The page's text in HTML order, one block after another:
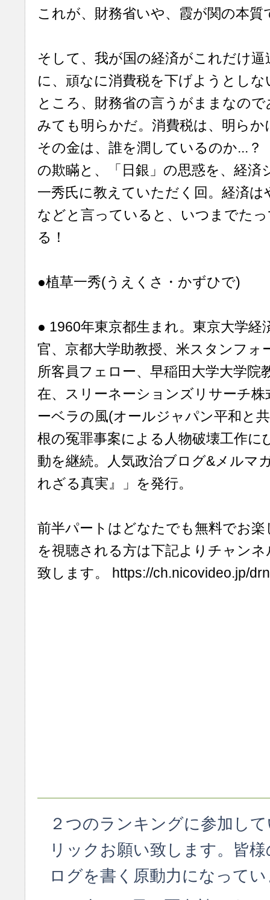
これが、財務省いや、霞が関の本質
そして、我が国の経済がこれだけ
に、頑なに消費税を下げようとしな
ところ、財務省の言うがままなの
みても明らかだ。消費税は、明らか
その金は、誰を潤しているのか...
の欺瞞と、「日銀」の思惑を、経済
一秀氏に教えていただく回。経済
などと言っていると、いつまでた
る！
●植草一秀(うえくさ・かずひで)
● 1960年東京都生まれ。東京大学経
官、京都大学助教授、米スタンフォ
所客員フェロー、早稲田大学大学院
在、スリーネーションズリサーチ株
ーベラの風(オールジャパン平和と
根の冤罪事案による人物破壊工作に
動を継続。人気政治ブログ&メルマ
れざる真実』」を発行。
前半パートはどなたでも無料でお
を視聴される方は下記よりチャン
致します。 https://ch.nicovideo.jp/
２つのランキングに参加し
リックお願い致します。皆
ログを書く原動力になって